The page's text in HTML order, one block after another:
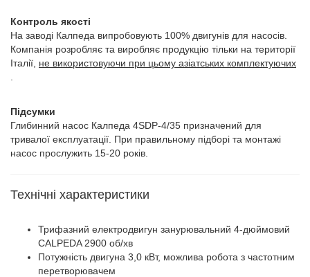
Контроль якості
На заводі Калпеда випробовують 100% двигунів для насосів.
Компанія розробляє та виробляє продукцію тільки на території
Італії, не використовуючи при цьому азіатських комплектуючих
Підсумки
Глибинний насос Калпеда 4SDP-4/35 призначений для
тривалої експлуатації. При правильному підборі та монтажі
насос прослужить 15-20 років.
Технічні характеристики
Трифазний електродвигун занурювальний 4-дюймовий
CALPEDA 2900 об/хв
Потужність двигуна 3,0 кВт, можлива робота з частотним
перетворювачем